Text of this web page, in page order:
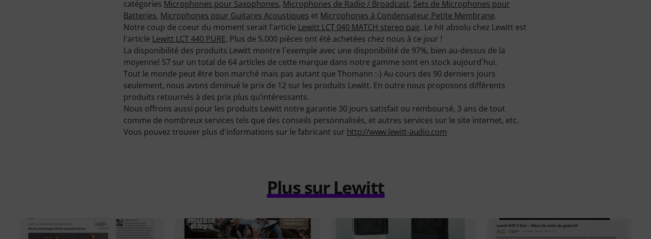
catégories Microphones pour Saxophones, Microphones de Radio / Broadcast, Sets de Microphones pour
Batteries, Microphones pour Guitares Acoustiques et Microphones à Condensateur Petite Membrane.
Notre coup de coeur du moment serait l'article Lewitt LCT 040 MATCH stereo pair. Le hit absolu chez Lewitt est
l'article Lewitt LCT 440 PURE. Plus de 5.000 pièces ont été achetées chez nous à ce jour !
La disponibilité des produits Lewitt montre l´exemple avec une disponibilité de 97%, bien au-dessus de la
moyenne! 57 sur un total de 64 articles de cette marque dans notre gamme sont en stock aujourd´hui.
Tout le monde peut être bon marché mais pas autant que Thomann :-) Au cours des 90 derniers jours
seulement, nous avons diminué le prix de 12 sur les produits Lewitt. En outre nous proposons différents
produits retournés à des prix plus qu’intéressants.
Nous offrons aussi pour les produits Lewitt notre garantie 30 jours satisfait ou remboursé, 3 ans de tout
comme de nombreux services tels que des conseils personnalisés, et autres services sur le site internet, etc.
Vous pouvez trouver plus d'informations sur le fabricant sur http://www.lewitt-audio.com
Plus sur Lewitt